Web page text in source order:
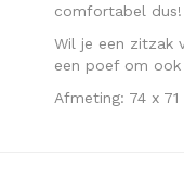
comfortabel
Wil je een zitzak
een poef om
Afmeting: 74 x